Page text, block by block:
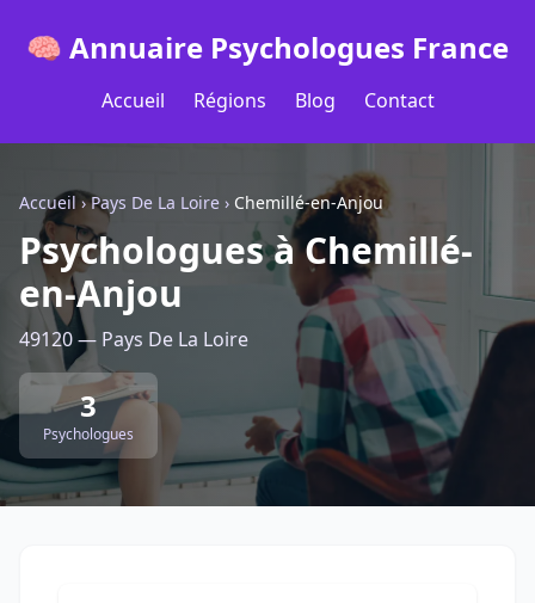
🧠 Annuaire Psychologues France
Accueil Régions Blog Contact
Accueil ›Pays De La Loire › Chemillé-en-Anjou
Psychologues à Chemillé-
en-Anjou
49120 — Pays De La Loire
3
Psychologues